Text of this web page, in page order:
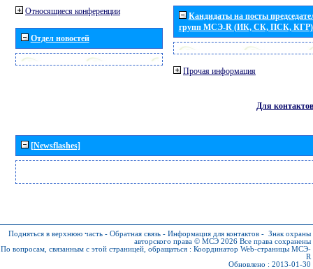
Относящиеся конференции
Отдел новостей
Кандидаты на посты
групп МСЭ-R (ИК, СК, ПСК, КГР)
Прочая информация
Для контактов
[Newsflashes]
Подняться в верхнюю часть - Обратная связь - Информация для контактов - Знак охраны
авторского права © МСЭ 2026 Все права сохранены
По вопросам, связанным с этой страницей, обращаться : Координатор Web-страницы МСЭ-
R
Обновлено : 2013-01-30